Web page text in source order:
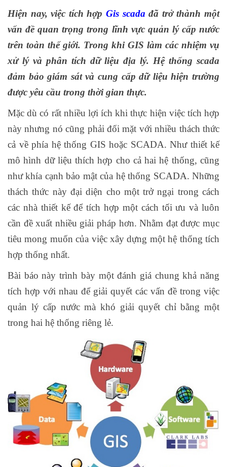
Hiện nay, việc tích hợp Gis scadađã trở thành một
vấn đề quan trọng trong lĩnh vực quản lý cấp nước
trên toàn thế giới. Trong khi GIS làm các nhiệm vụ
xử lý và phân tích dữ liệu địa lý. Hệ thống scada
đảm bảo giám sát và cung cấp dữ liệu hiện trường
được yêu cầu trong thời gian thực.
Mặc dù có rất nhiều lợi ích khi thực hiện việc tích hợp
này nhưng nó cũng phải đối mặt với nhiều thách thức
cả về phía hệ thống GIS hoặc SCADA. Như thiết kế
mô hình dữ liệu thích hợp cho cả hai hệ thống, cũng
như khía cạnh bảo mật của hệ thống SCADA. Những
thách thức này đại diện cho một trở ngại trong cách
các nhà thiết kế để tích hợp một cách tối ưu và luôn
cần đề xuất nhiều giải pháp hơn. Nhằm đạt được mục
tiêu mong muốn của việc xây dựng một hệ thống tích
hợp thống nhất.
Bài báo này trình bày một đánh giá chung khả năng
tích hợp với nhau để giải quyết các vấn đề trong việc
quản lý cấp nước mà khó giải quyết chỉ bằng một
trong hai hệ thống riêng lẻ.